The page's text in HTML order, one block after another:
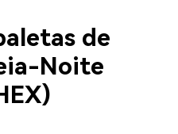
de
Noite